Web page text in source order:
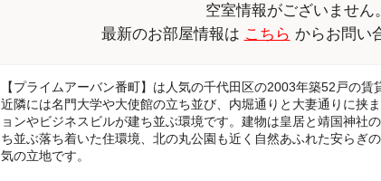
空室情報がございません
最新のお部屋情報は こちら からお問い
【プライムアーバン番町】は人気の千代田区の2003年築52戸の賃
近隣には名門大学や大使館の立ち並び、内堀通りと大妻通りに挟
ョンやビジネスビルが建ち並ぶ環境です。建物は皇居と靖国神社
ち並ぶ落ち着いた住環境、北の丸公園も近く自然あふれた安らぎ
気の立地です。